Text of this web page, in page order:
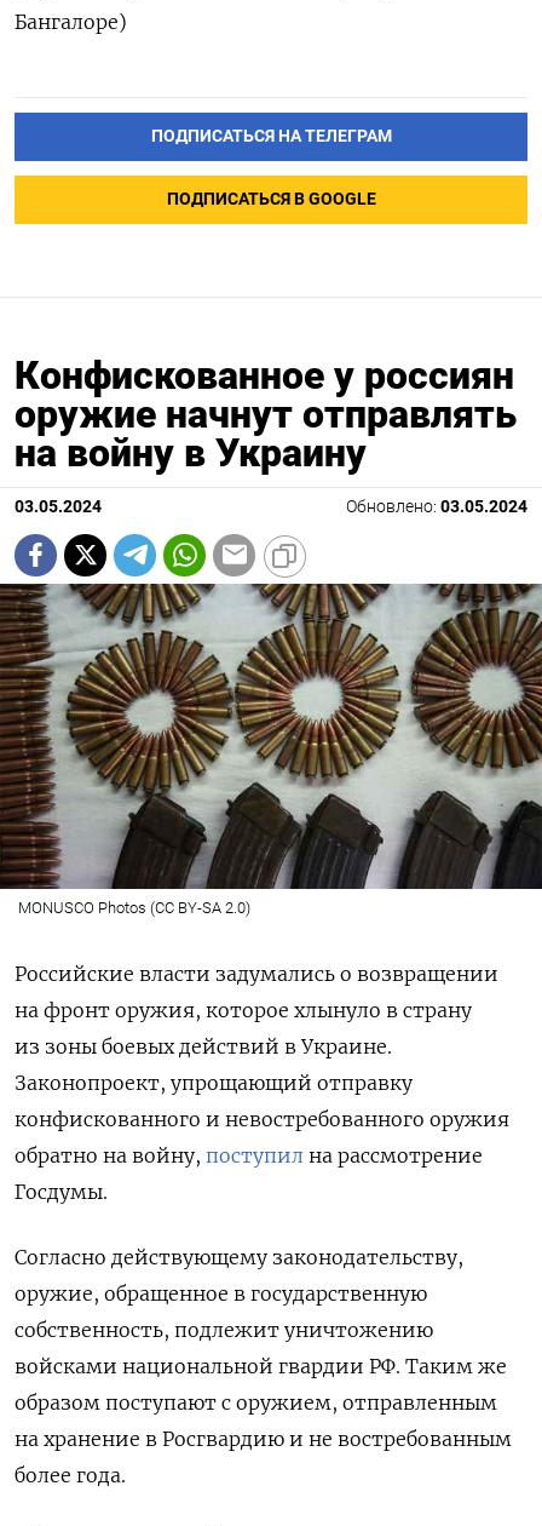
Бангалоре)
ПОДПИСАТЬСЯ НА ТЕЛЕГРАМ
ПОДПИСАТЬСЯ В GOOGLE
Конфискованное у россиян
оружие начнут отправлять
на войну в Украину
03.05.2024 Обновлено: 03.05.2024
MONUSCO Photos (CC BY-SA 2.0)
Российские власти задумались о возвращении
на фронт оружия, которое хлынуло в страну
из зоны боевых действий в Украине.
Законопроект, упрощающий отправку
конфискованного и невостребованного оружия
обратно на войну, поступил на рассмотрение
Госдумы.
Согласно действующему законодательству,
оружие, обращенное в государственную
собственность, подлежит уничтожению
войсками национальной гвардии РФ. Таким же
образом поступают с оружием, отправленным
на хранение в Росгвардию и не востребованным
более года.